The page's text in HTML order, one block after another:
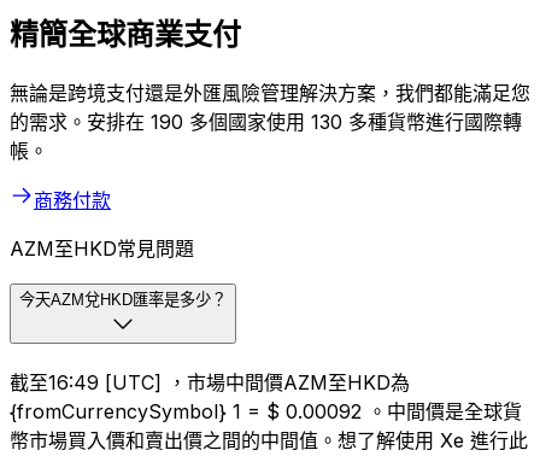
精簡全球商業支付
無論是跨境支付還是外匯風險管理解決方案，我們都能滿足您
的需求。安排在 190 多個國家使用 130 多種貨幣進行國際轉
帳。
商務付款
AZM至HKD常見問題
今天AZM兌HKD匯率是多少？
截至16:49 [UTC] ，市場中間價AZM至HKD為
{fromCurrencySymbol} 1 = $ 0.00092 。中間價是全球貨
幣市場買入價和賣出價之間的中間值。想了解使用 Xe 進行此